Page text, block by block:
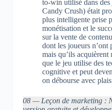
to-win utilisé dans
Candy Crush) était
plus intelligente prise
monétisation et le
sur la vente de
dont les joueurs n’ont
mais qu’ils acquièrent
que le jeu utilise des
cognitive et peut
on débourse avec
08 — Leçon de marketing :